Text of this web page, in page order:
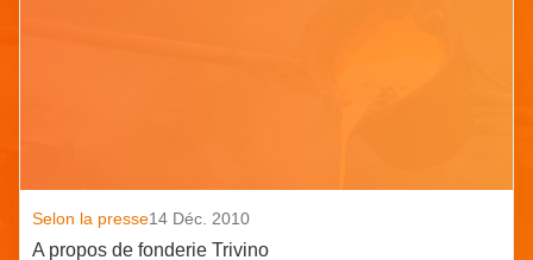
Selon la presse14 Déc. 2010
A propos de fonderie Trivino